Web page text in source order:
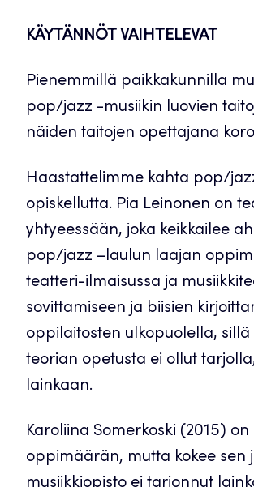
KÄYTÄNNÖT VAIHTELEVAT
Pienemmillä paikkakunnilla
pop/jazz -musiikin luovien
näiden taitojen opettajana
Haastattelimme kahta pop/
opiskellutta. Pia Leinonen on
yhtyeessään, joka keikkailee
pop/jazz –laulun laajan
teatteri-ilmaisussa ja
sovittamiseen ja biisien
oppilaitosten ulkopuolella,
teorian opetusta ei ollut
lainkaan.
Karoliina Somerkoski (2015)
oppimäärän, mutta kokee sen
musiikkiopisto ei tarjonnut